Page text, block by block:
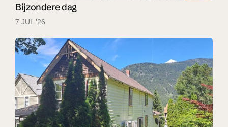
Bijzondere dag
7 JUL ’26